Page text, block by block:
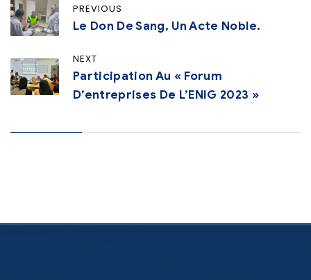
PREVIOUS
Le Don De Sang, Un Acte Noble.
NEXT
Participation Au « Forum
D’entreprises De L’ENIG 2023 »